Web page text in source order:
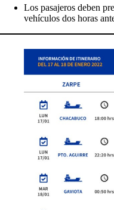
Los pasajeros deben
vehículos dos horas